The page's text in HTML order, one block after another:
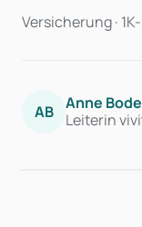
Versicherung ·
AB
Anne Bode
Leiterin